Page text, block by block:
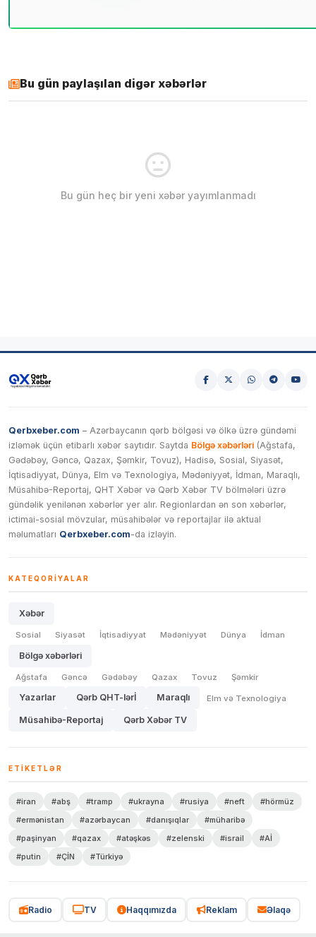
Bu gün paylaşılan digər xəbərlər
Bu gün heç bir yeni xəbər yayımlanmadı
Qerbxeber.com – Azərbaycanın qərb bölgəsi və ölkə üzrə gündəmi
izləmək üçün etibarlı xəbər saytıdır. Saytda Bölgə xəbərləri (Ağstafa,
Gədəbəy, Gəncə, Qazax, Şəmkir, Tovuz), Hadisə, Sosial, Siyasət,
İqtisadiyyat, Dünya, Elm və Texnologiya, Mədəniyyət, İdman, Maraqlı,
Müsahibə-Reportaj, QHT Xəbər və Qərb Xəbər TV bölmələri üzrə
gündəlik yenilənən xəbərlər yer alır. Regionlardan ən son xəbərlər,
ictimai-sosial mövzular, müsahibələr və reportajlar ilə aktual
məlumatları Qerbxeber.com-da izləyin.
KATEQORIYALAR
Xəbər
Sosial Siyasət İqtisadiyyat Mədəniyyət Dünya İdman
Bölgə xəbərləri
Ağstafa Gəncə Gədəbəy Qazax Tovuz Şəmkir
Yazarlar Qərb QHT-lərİ Maraqlı Elm və Texnologiya
Müsahibə-Reportaj Qərb Xəbər TV
ETIKETLƏR
#iran #abş #tramp #ukrayna #rusiya #neft
#hörmüz
#ermənistan
#azərbaycan #danışıqlar
#müharibə
#paşinyan
#qazax #atəşkəs #zelenski #israil
#Aİ
#putin
#ÇİN #Türkiyə
Radio TV Haqqımızda Reklam Əlaqə